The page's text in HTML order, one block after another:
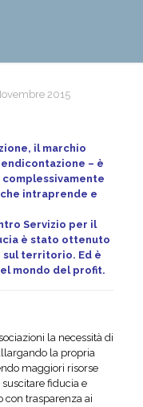
2015
il marchio
– è
intraprende e
Servizio per il
è stato ottenuto
sul territorio. Ed è
mondo del profit.
la necessità di
la propria
maggiori risorse
suscitare fiducia e
con trasparenza ai